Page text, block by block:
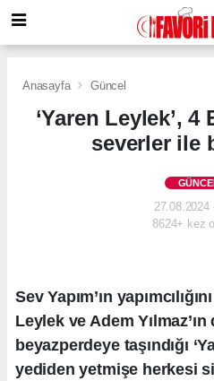
Anasayfa Güncel
‘Yaren Leylek’, 4
severler ile
27.08.2024
8624+ kez
Sev Yapım’ın
Leylek ve Adem
beyazperdeye taşındığı
yediden yetmişe herkesi